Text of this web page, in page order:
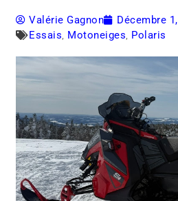
Valérie Gagnon Décembre
Essais, Motoneiges, Polaris